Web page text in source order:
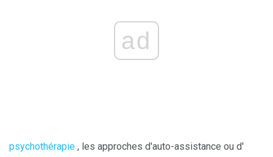
ad
psychothérapie , les approches d'auto-assistance ou d'